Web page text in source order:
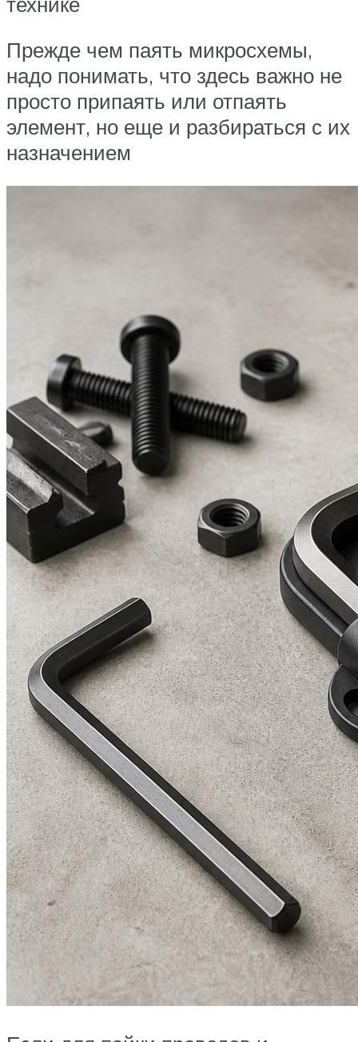
Прежде чем паять микросхемы,
надо понимать, что здесь важно не
просто припаять или отпаять
элемент, но еще и разбираться с их
назначением